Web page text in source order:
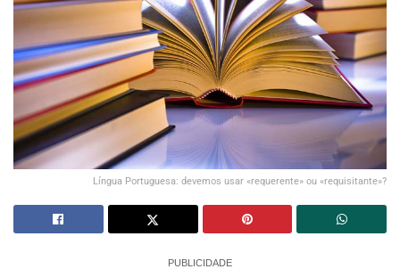
Língua Portuguesa: devemos usar «requerente» ou «requisitante»?
PUBLICIDADE